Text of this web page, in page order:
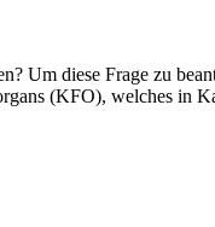
Um diese Frage zu
(KFO), welches in